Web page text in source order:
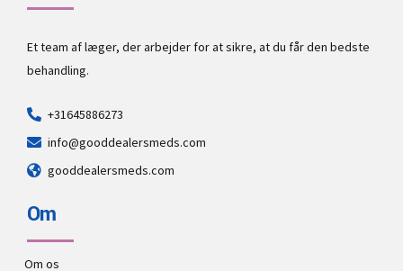
Et team af læger, der arbejder for at sikre, at du får den bedste
behandling.
+31645886273
info@gooddealersmeds.com
gooddealersmeds.com
Om
Om os